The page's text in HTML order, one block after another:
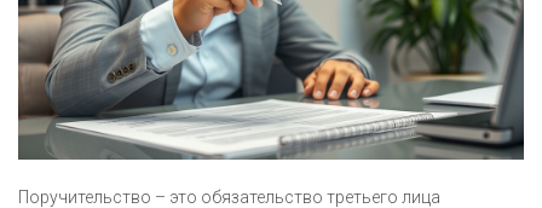
Поручительство – это обязательство третьего лица